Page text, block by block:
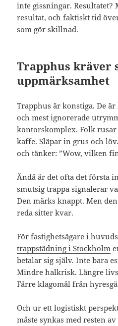
inte gissningar. Resultatet?
resultat, och faktiskt tid
som gör skillnad.
Trapphus kräver
uppmärksamhet
Trapphus är konstiga. De är
och mest ignorerade
kontorskomplex. Folk
kaffe. Släpar in grus och
och tänker: ”Wow, vilken
Ändå är det ofta det första
smutsig trappa signalerar
Den märks knappt. Men
reda sitter kvar.
För fastighetsägare i
trappstädning i Stockholm
betalar sig själv. Inte bara
Mindre halkrisk. Längre
Färre klagomål från
Och ur ett logistiskt
måste synkas med resten